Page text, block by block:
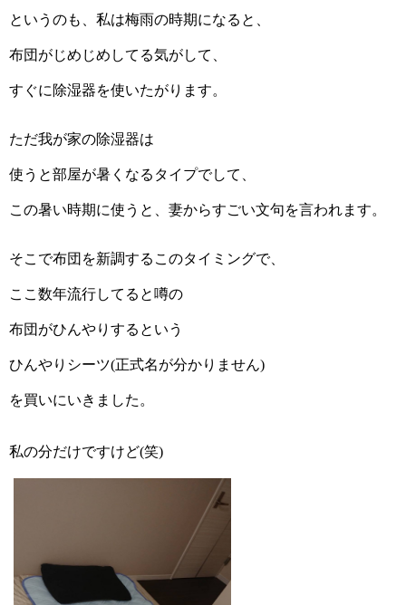
というのも、私は梅雨の時期になると、
布団がじめじめしてる気がして、
すぐに除湿器を使いたがります。
ただ我が家の除湿器は
使うと部屋が暑くなるタイプでして、
この暑い時期に使うと、妻からすごい文句を言われます。
そこで布団を新調するこのタイミングで、
ここ数年流行してると噂の
布団がひんやりするという
ひんやりシーツ(正式名が分かりません)
を買いにいきました。
私の分だけですけど(笑)